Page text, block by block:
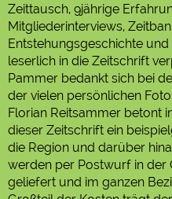
Zeittausch, 9jährige
Mitgliederinterviews,
Entstehungsgeschichte
leserlich in die Zeitschrift
Pammer bedankt sich bei
der vielen persönlichen
Florian Reitsammer betont
dieser Zeitschrift ein
die Region und darüber
werden per Postwurf in der
geliefert und im ganzen